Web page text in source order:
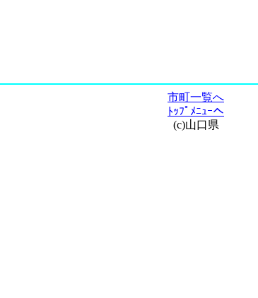
市町一覧へ
ﾄｯﾌﾟﾒﾆｭｰへ
(c)山口県